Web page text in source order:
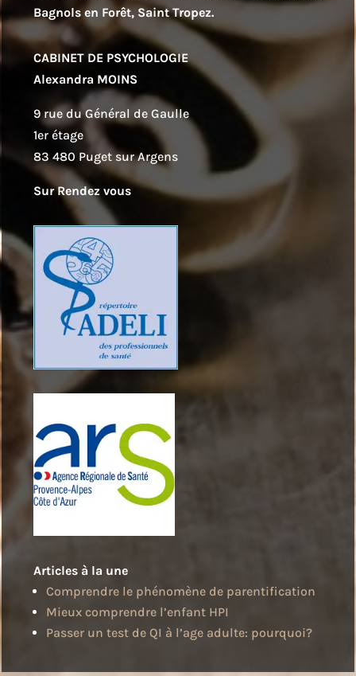
Bagnols en Forêt, Saint Tropez.
CABINET DE PSYCHOLOGIE
Alexandra MOINS
9 rue du Général de Gaulle
1er étage
83 480 Puget sur Argens
Sur Rendez vous
Articles à la une
Comprendre le phénomène de parentification
Mieux comprendre l’enfant HPI
Passer un test de QI à l’age adulte: pourquoi?